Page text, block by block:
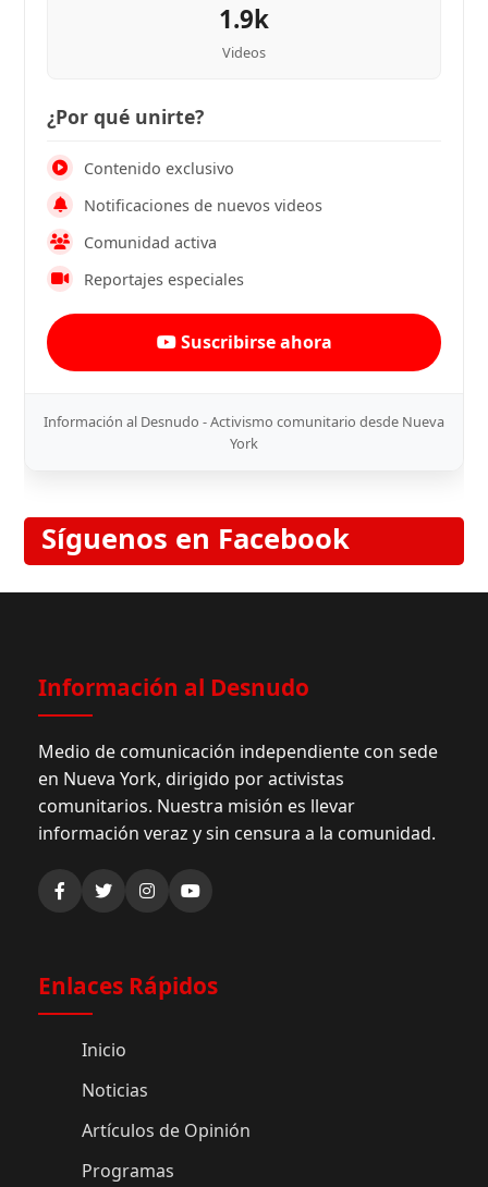
1.9k
Videos
¿Por qué unirte?
Contenido exclusivo
Notificaciones de nuevos videos
Comunidad activa
Reportajes especiales
Suscribirse ahora
Información al Desnudo - Activismo comunitario desde Nueva
York
Síguenos en Facebook
Información al Desnudo
Medio de comunicación independiente con sede
en Nueva York, dirigido por activistas
comunitarios. Nuestra misión es llevar
información veraz y sin censura a la comunidad.
Enlaces Rápidos
Inicio
Noticias
Artículos de Opinión
Programas